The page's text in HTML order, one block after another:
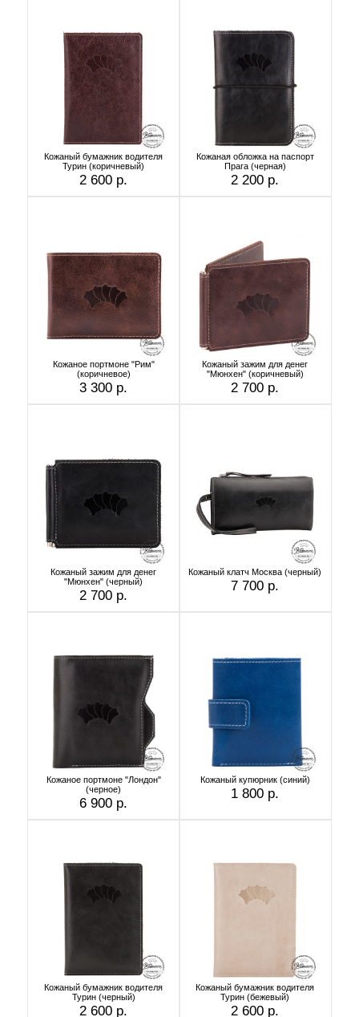
Кожаный бумажник водителя
Турин (коричневый)
2 600 р.
Кожаная обложка на паспорт
Прага (черная)
2 200 р.
Кожаное портмоне "Рим"
(коричневое)
3 300 р.
Кожаный зажим для денег
"Мюнхен" (коричневый)
2 700 р.
Кожаный зажим для денег
"Мюнхен" (черный)
2 700 р.
Кожаный клатч Москва (черный)
7 700 р.
Кожаное портмоне "Лондон"
(черное)
6 900 р.
Кожаный купюрник (синий)
1 800 р.
Кожаный бумажник водителя
Турин (черный)
2 600 р.
Кожаный бумажник водителя
Турин (бежевый)
2 600 р.